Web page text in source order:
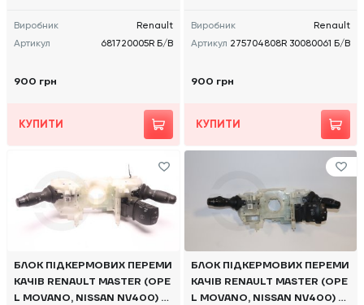
Виробник
Renault
Артикул
681720005R Б/В
900 грн
КУПИТИ
Виробник
Renault
Артикул 275704808R 30080061 Б/В
900 грн
КУПИТИ
БЛОК ПІДКЕРМОВИХ ПЕРЕМИ
КАЧІВ RENAULT MASTER (OPE
L MOVANO, NISSAN NV400) 2
БЛОК ПІДКЕРМОВИХ ПЕРЕМИ
КАЧІВ RENAULT MASTER (OPE
L MOVANO, NISSAN NV400) 2